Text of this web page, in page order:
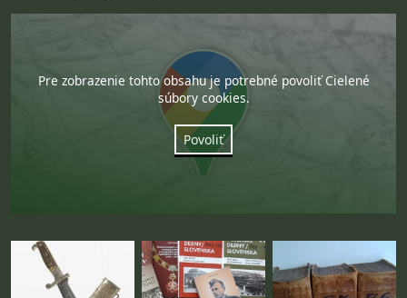
Pre zobrazenie tohto obsahu je potrebné povoliť Cielené
súbory cookies.
Povoliť
Fotogaléria